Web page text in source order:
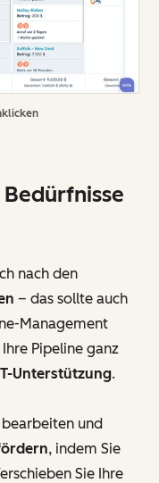
nach den
– das sollte auch
Management
Pipeline ganz
Unterstützung.
und
, indem Sie
Sie Ihre